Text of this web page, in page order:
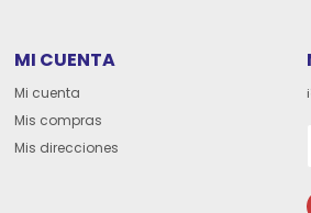
MI CUENTA
Mi cuenta
Mis compras
Mis direcciones